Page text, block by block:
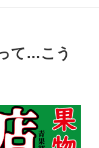
て…こう